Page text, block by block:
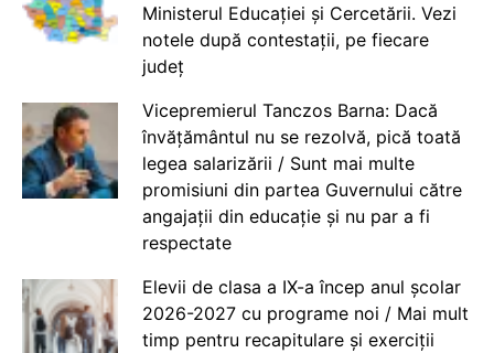
Ministerul Educației și Cercetării. Vezi
notele după contestații, pe fiecare
județ
Vicepremierul Tanczos Barna: Dacă
învățământul nu se rezolvă, pică toată
legea salarizării / Sunt mai multe
promisiuni din partea Guvernului către
angajații din educație și nu par a fi
respectate
Elevii de clasa a IX-a încep anul școlar
2026-2027 cu programe noi / Mai mult
timp pentru recapitulare și exerciții